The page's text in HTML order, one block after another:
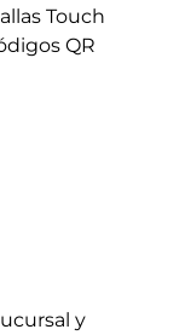
Touch
QR
y